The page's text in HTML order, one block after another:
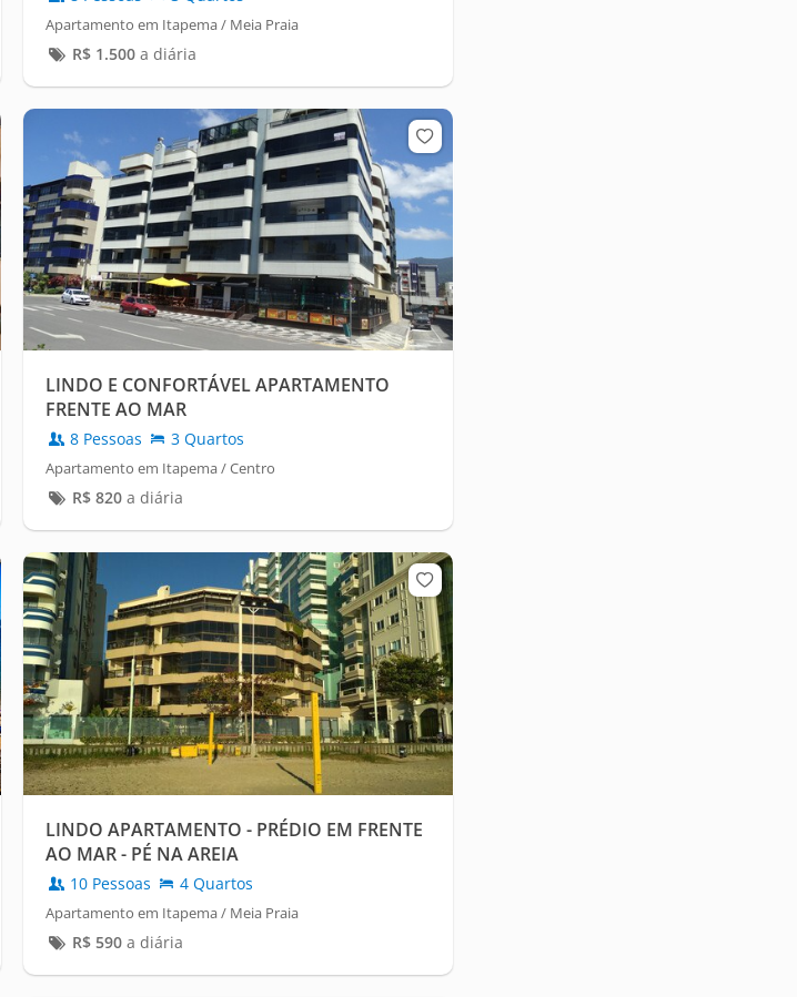
Apartamento em Itapema / Meia Praia
R$ 1.500a diária
LINDO E CONFORTÁVEL APARTAMENTO
FRENTE AO MAR
8 Pessoas 3 Quartos
Apartamento em Itapema / Centro
R$ 820a diária
LINDO APARTAMENTO - PRÉDIO EM FRENTE
AO MAR - PÉ NA AREIA
10 Pessoas 4 Quartos
Apartamento em Itapema / Meia Praia
R$ 590a diária